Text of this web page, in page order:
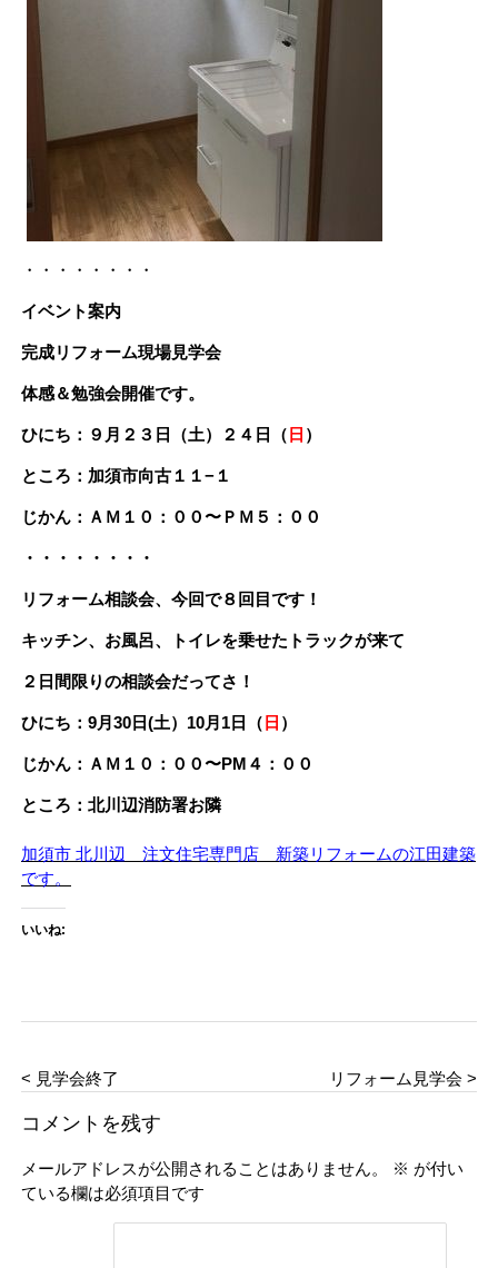
・・・・・・・・
イベント案内
完成リフォーム現場見学会
体感＆勉強会開催です。
ひにち：９月２３日（土）２４日（ 日 ）
ところ：加須市向古１１−１
じかん：ＡＭ１０：００〜ＰＭ５：００
・・・・・・・・
リフォーム相談会、今回で８回目です！
キッチン、お風呂、トイレを乗せたトラックが来て
２日間限りの相談会だってさ！
ひにち：9月30日(土）10月1日（ 日 ）
じかん：ＡＭ１０：００〜PM４：００
ところ：北川辺消防署お隣
加須市 北川辺 注文住宅専門店 新築リフォームの江田建築
です。
いいね:
< 見学会終了 リフォーム見学会 >
コメントを残す
メールアドレスが公開されることはありません。 ※ が付い
ている欄は必須項目です